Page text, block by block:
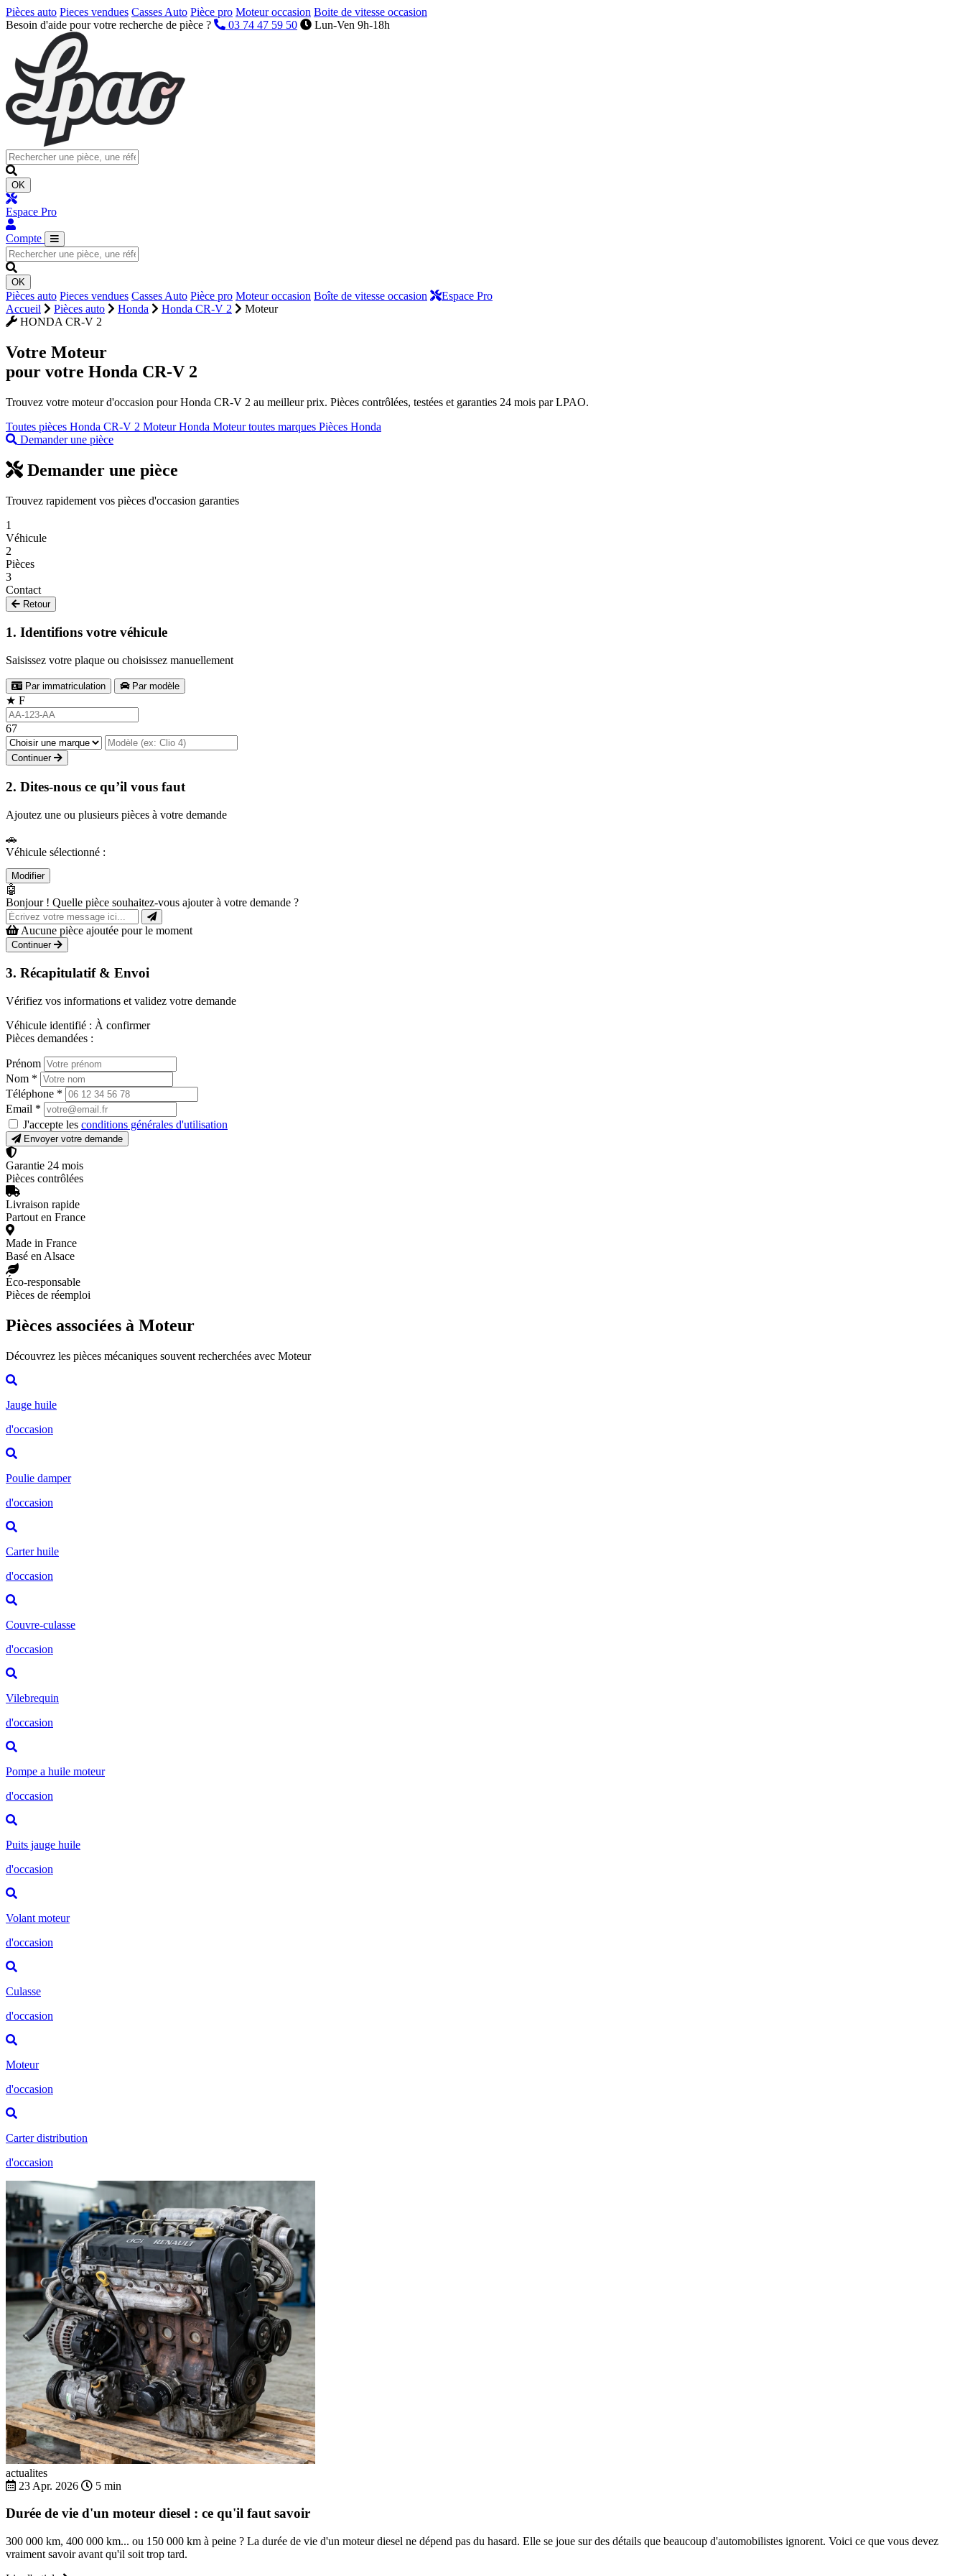
Pièces auto Pieces vendues Casses Auto Pièce pro Moteur occasion Boite de vitesse occasion
Besoin d'aide pour votre recherche de pièce ?
03 74 47 59 50 Lun-Ven 9h-18h
OK
Espace Pro
Compte
OK
Pièces auto Pieces vendues Casses Auto Pièce pro Moteur occasion Boîte de vitesse occasion
Espace Pro
Accueil
Pièces auto Honda Honda CR-V 2
Moteur
HONDA CR-V 2
Votre Moteur
pour votre Honda CR-V 2
Trouvez votre moteur d'occasion pour Honda CR-V 2 au meilleur prix. Pièces contrôlées, testées et garanties 24 mois par LPAO.
Toutes pièces Honda CR-V 2 Moteur Honda Moteur toutes marques Pièces Honda
Demander une pièce
Demander une pièce
Trouvez rapidement vos pièces d'occasion garanties
1
Véhicule
2
Pièces
3
Contact
Retour
1. Identifions votre véhicule
Saisissez votre plaque ou choisissez manuellement
Par immatriculation Par modèle
★ F
67
Continuer
2. Dites-nous ce qu’il vous faut
Ajoutez une ou plusieurs pièces à votre demande
🚗
Véhicule sélectionné :
Modifier
🤖
Bonjour ! Quelle pièce souhaitez-vous ajouter à votre demande ?
Aucune pièce ajoutée pour le moment
Continuer
3. Récapitulatif & Envoi
Vérifiez vos informations et validez votre demande
Véhicule identifié : À confirmer
Pièces demandées :
Prénom
Nom *
Téléphone *
Email *
J'accepte les conditions générales d'utilisation
Envoyer votre demande
Garantie 24 mois
Pièces contrôlées
Livraison rapide
Partout en France
Made in France
Basé en Alsace
Éco-responsable
Pièces de réemploi
Pièces associées à Moteur
Découvrez les pièces mécaniques souvent recherchées avec Moteur
Jauge huile
d'occasion
Poulie damper
d'occasion
Carter huile
d'occasion
Couvre-culasse
d'occasion
Vilebrequin
d'occasion
Pompe a huile moteur
d'occasion
Puits jauge huile
d'occasion
Volant moteur
d'occasion
Culasse
d'occasion
Moteur
d'occasion
Carter distribution
d'occasion
actualites
23 Apr. 2026
5 min
Durée de vie d'un moteur diesel : ce qu'il faut savoir
300 000 km, 400 000 km... ou 150 000 km à peine ? La durée de vie d'un moteur diesel ne dépend pas du hasard. Elle se joue sur des détails que beaucoup d'automobilistes ignorent. Voici ce que vous devez
vraiment savoir avant qu'il soit trop tard.